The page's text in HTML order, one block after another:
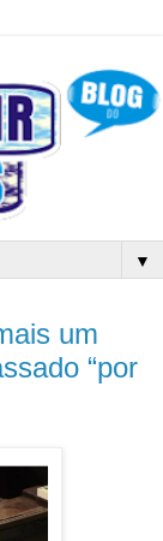
▼
um
“por